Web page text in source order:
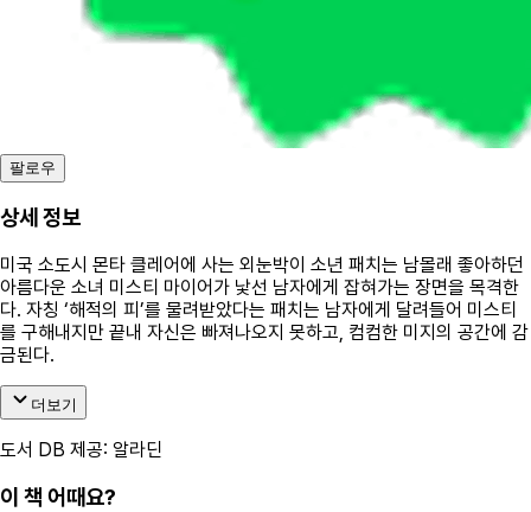
팔로우
상세 정보
미국 소도시 몬타 클레어에 사는 외눈박이 소년 패치는 남몰래 좋아하던
아름다운 소녀 미스티 마이어가 낯선 남자에게 잡혀가는 장면을 목격한
다. 자칭 ‘해적의 피’를 물려받았다는 패치는 남자에게 달려들어 미스티
를 구해내지만 끝내 자신은 빠져나오지 못하고, 컴컴한 미지의 공간에 감
금된다.
더보기
도서 DB 제공: 알라딘
이 책 어때요?